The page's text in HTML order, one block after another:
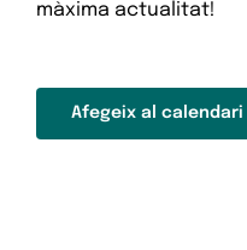
màxima actualitat!
Afegeix al calendari